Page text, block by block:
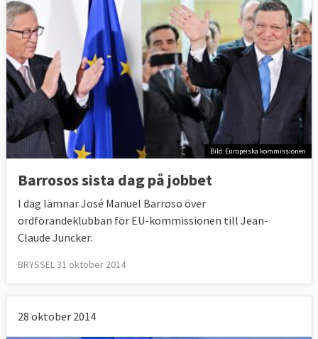
Bild: Europeiska kommissionen
Barrosos sista dag på jobbet
I dag lämnar José Manuel Barroso över
ordförandeklubban för EU-kommissionen till Jean-
Claude Juncker.
BRYSSEL 31 oktober 2014
28 oktober 2014